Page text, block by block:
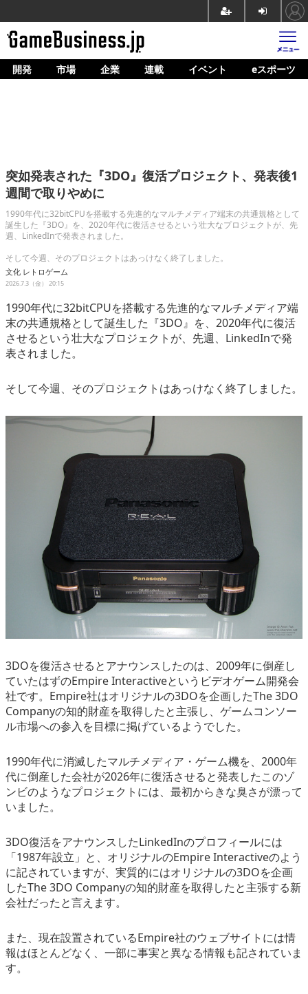
ホーム
企業動向
人材育成
産業政策
連載
eスポーツ
開発 市場 企業 連載 イベント eスポーツ
突如発表された『3DO』復活プロジェクト、発表後1
週間で取りやめに
1990年代に32bitCPUを搭載する先進的なマルチメディア端末の共通規格として
誕生した『3DO』を、2020年代に復活させるという壮大なプロジェクトが、先
週、LinkedInで発表されました。
そして今週、そのプロジェクトはあっけなく終了しました。
文化 レトロゲーム
2026.7.3（金） 20:15
1990年代に32bitCPUを搭載する先進的なマルチメディア端
末の共通規格として誕生した『3DO』を、2020年代に復活
させるという壮大なプロジェクトが、先週、LinkedInで発
表されました。
そして今週、そのプロジェクトはあっけなく終了しました。
3DOを復活させるとアナウンスしたのは、2009年に倒産し
ていたはずのEmpire Interactiveというビデオゲーム開発会
社です。Empire社はオリジナルの3DOを企画したThe 3DO
Companyの知的財産を取得したと主張し、ゲームコンソー
ル市場への参入を目標に掲げているようでした。
1990年代に消滅したマルチメディア・ゲーム機を、2000年
代に倒産した会社が2026年に復活させると発表したこのゾ
ンビのようなプロジェクトには、最初からきな臭さが漂って
いました。
3DO復活をアナウンスしたLinkedInのプロフィールには
「1987年設立」と、オリジナルのEmpire Interactiveのよう
に記されていますが、実質的にはオリジナルの3DOを企画
したThe 3DO Companyの知的財産を取得したと主張する新
会社だったと言えます。
また、現在設置されているEmpire社のウェブサイトには情
報はほとんどなく、一部に事実と異なる情報も記されていま
す。